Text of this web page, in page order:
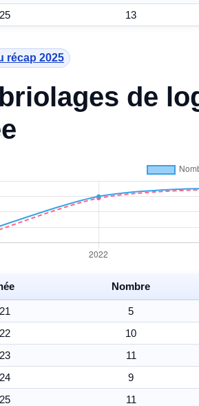
13
récap 2025
de
Nombre
5
10
11
9
11